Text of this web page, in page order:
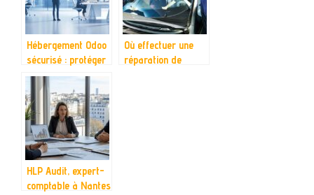
Hébergement Odoo
sécurisé : protéger
vos données et
votre ERP
Où effectuer une
réparation de
HLP Audit, expert-
comptable à Nantes